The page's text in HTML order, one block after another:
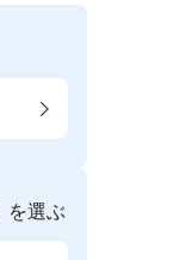
を選ぶ